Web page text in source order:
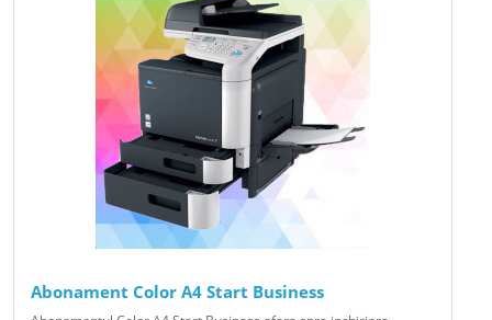
Abonament Color A4 Start Business